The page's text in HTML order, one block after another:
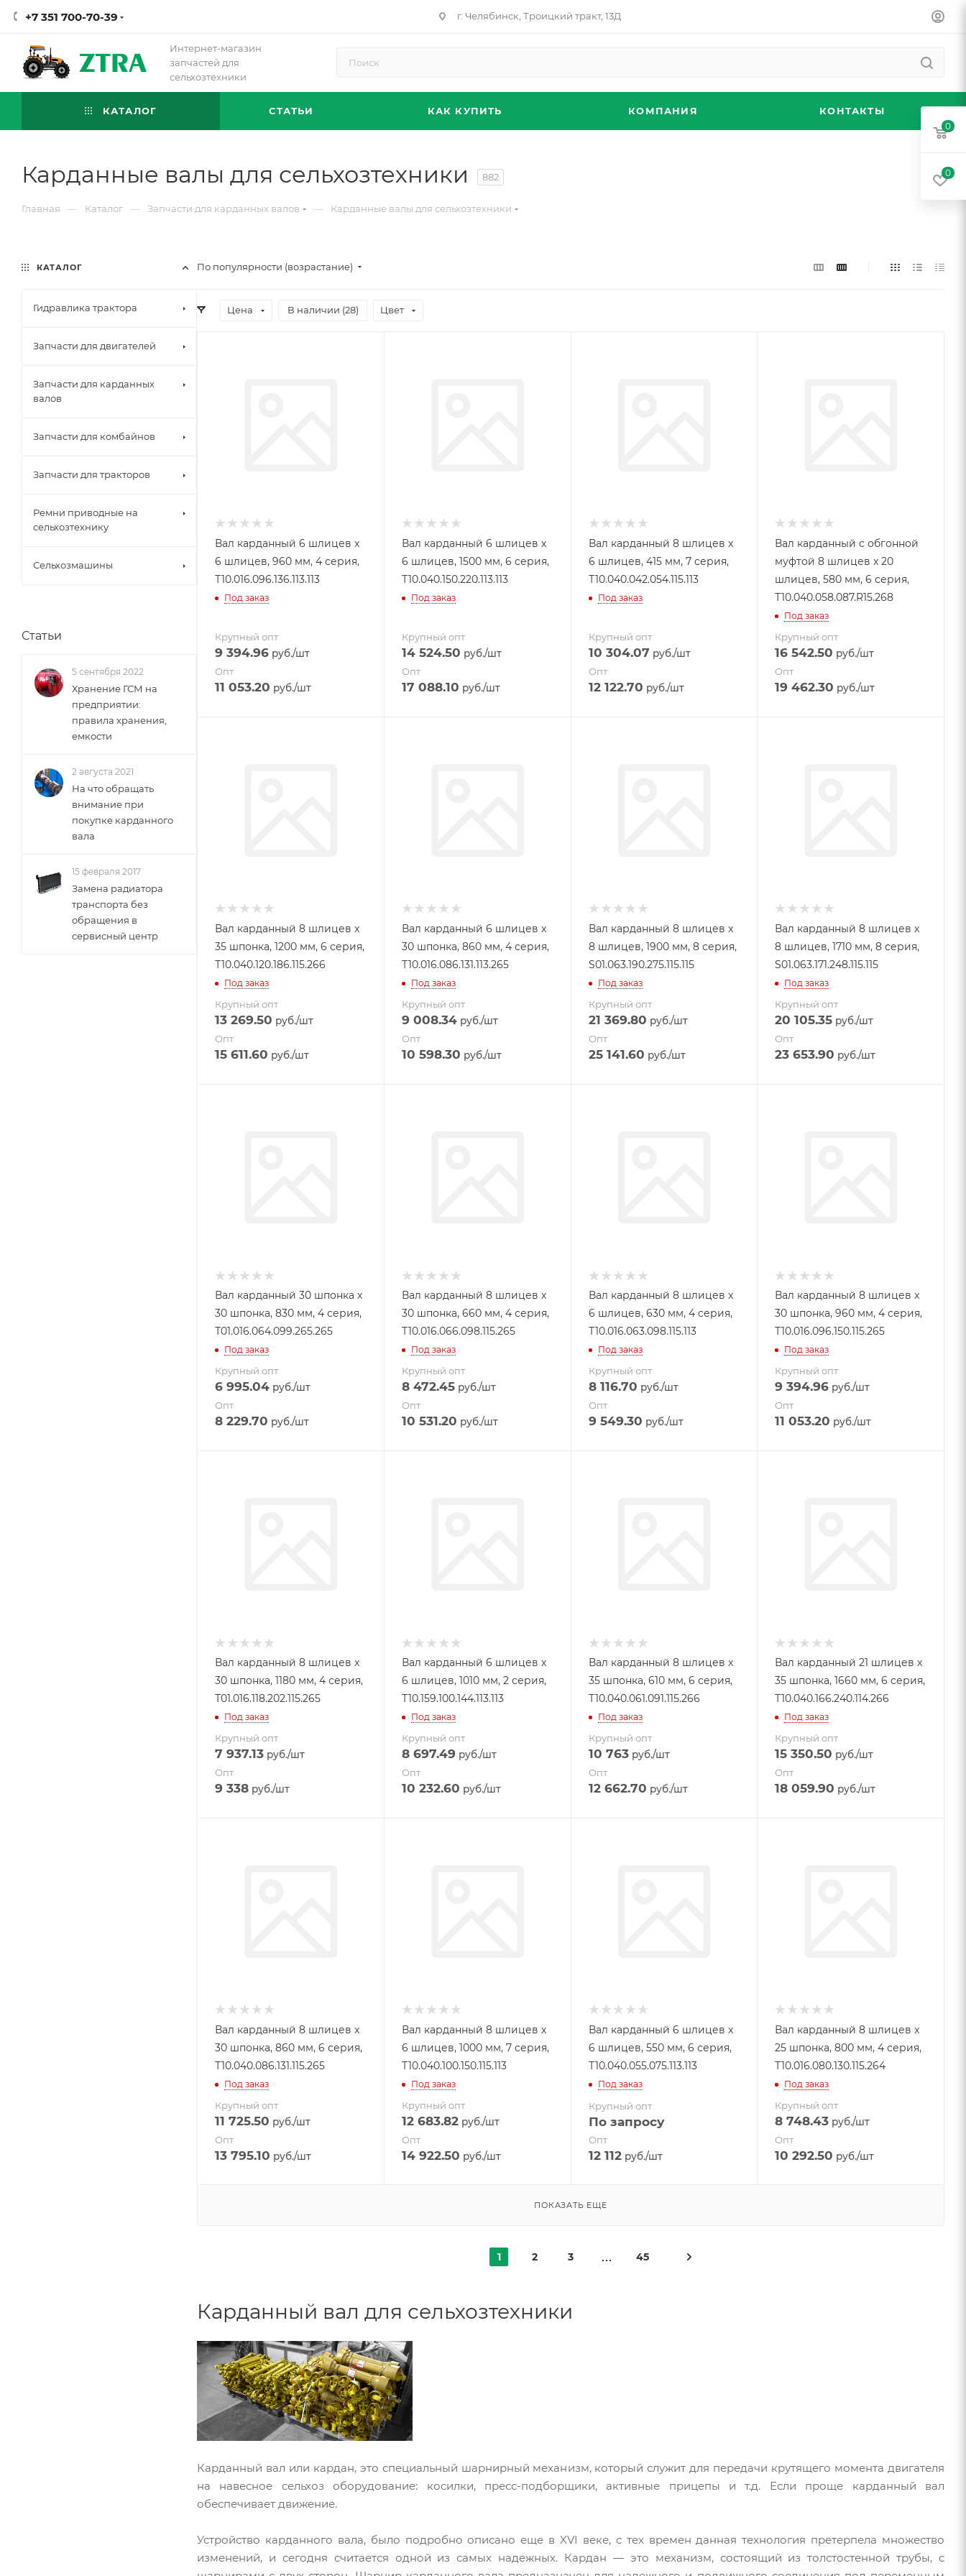
+7 351 700-70-39 г. Челябинск, Троицкий тракт, 13Д
Интернет-магазин
запчастей для
сельхозтехники
КАТАЛОГ СТАТЬИ КАК КУПИТЬ КОМПАНИЯ КОНТАКТЫ
Карданные валы для сельхозтехники 882
Главная — Каталог — Запчасти для карданных валов — Карданные валы для сельхозтехники
По популярности (возрастание)
Цена В наличии (28) Цвет
Вал карданный 6 шлицев x
6 шлицев, 960 мм, 4 серия,
Т10.016.096.136.113.113
Под заказ
Крупный опт
9 394.96 руб./шт
Опт
11 053.20 руб./шт
Вал карданный 6 шлицев x
6 шлицев, 1500 мм, 6 серия,
Т10.040.150.220.113.113
Под заказ
Крупный опт
14 524.50 руб./шт
Опт
17 088.10 руб./шт
Вал карданный 8 шлицев x
6 шлицев, 415 мм, 7 серия,
Т10.040.042.054.115.113
Под заказ
Крупный опт
10 304.07 руб./шт
Опт
12 122.70 руб./шт
Вал карданный с обгонной
муфтой 8 шлицев x 20
шлицев, 580 мм, 6 серия,
Т10.040.058.087.R15.268
Под заказ
Крупный опт
16 542.50 руб./шт
Опт
19 462.30 руб./шт
Вал карданный 8 шлицев x
35 шпонка, 1200 мм, 6 серия,
Т10.040.120.186.115.266
Под заказ
Крупный опт
13 269.50 руб./шт
Опт
15 611.60 руб./шт
Вал карданный 6 шлицев x
30 шпонка, 860 мм, 4 серия,
Т10.016.086.131.113.265
Под заказ
Крупный опт
9 008.34руб./шт
Опт
10 598.30 руб./шт
Вал карданный 8 шлицев x
8 шлицев, 1900 мм, 8 серия,
S01.063.190.275.115.115
Под заказ
Крупный опт
21 369.80 руб./шт
Опт
25 141.60 руб./шт
Вал карданный 8 шлицев x
8 шлицев, 1710 мм, 8 серия,
S01.063.171.248.115.115
Под заказ
Крупный опт
20 105.35 руб./шт
Опт
23 653.90 руб./шт
Вал карданный 30 шпонка x
30 шпонка, 830 мм, 4 серия,
Т01.016.064.099.265.265
Под заказ
Крупный опт
6 995.04 руб./шт
Опт
8 229.70 руб./шт
Вал карданный 8 шлицев x
30 шпонка, 660 мм, 4 серия,
Т10.016.066.098.115.265
Под заказ
Крупный опт
8 472.45руб./шт
Опт
10 531.20 руб./шт
Вал карданный 8 шлицев x
6 шлицев, 630 мм, 4 серия,
Т10.016.063.098.115.113
Под заказ
Крупный опт
8 116.70 руб./шт
Опт
9 549.30 руб./шт
Вал карданный 8 шлицев x
30 шпонка, 960 мм, 4 серия,
Т10.016.096.150.115.265
Под заказ
Крупный опт
9 394.96 руб./шт
Опт
11 053.20 руб./шт
Вал карданный 8 шлицев x
30 шпонка, 1180 мм, 4 серия,
Т01.016.118.202.115.265
Под заказ
Крупный опт
7 937.13 руб./шт
Опт
9 338 руб./шт
Вал карданный 6 шлицев x
6 шлицев, 1010 мм, 2 серия,
Т10.159.100.144.113.113
Под заказ
Крупный опт
8 697.49 руб./шт
Опт
10 232.60 руб./шт
Вал карданный 8 шлицев x
35 шпонка, 610 мм, 6 серия,
Т10.040.061.091.115.266
Под заказ
Крупный опт
10 763руб./шт
Опт
12 662.70 руб./шт
Вал карданный 21 шлицев x
35 шпонка, 1660 мм, 6 серия,
Т10.040.166.240.114.266
Под заказ
Крупный опт
15 350.50 руб./шт
Опт
18 059.90 руб./шт
Вал карданный 8 шлицев x
30 шпонка, 860 мм, 6 серия,
Т10.040.086.131.115.265
Под заказ
Крупный опт
11 725.50 руб./шт
Опт
13 795.10 руб./шт
Вал карданный 8 шлицев x
6 шлицев, 1000 мм, 7 серия,
Т10.040.100.150.115.113
Под заказ
Крупный опт
12 683.82руб./шт
Опт
14 922.50 руб./шт
Вал карданный 6 шлицев x
6 шлицев, 550 мм, 6 серия,
Т10.040.055.075.113.113
Под заказ
Крупный опт
По запросу
Опт
12 112руб./шт
Вал карданный 8 шлицев x
25 шпонка, 800 мм, 4 серия,
Т10.016.080.130.115.264
Под заказ
Крупный опт
8 748.43 руб./шт
Опт
10 292.50 руб./шт
ПОКАЗАТЬ ЕЩЕ
1 2 3 45
Карданный вал для сельхозтехники
Карданный вал или кардан, это специальный шарнирный механизм, который служит для передачи крутящего момента двигателя
на навесное сельхоз оборудование: косилки, пресс-подборщики, активные прицепы и т.д. Если проще карданный вал
обеспечивает движение.
Устройство карданного вала, было подробно описано еще в XVI веке, с тех времен данная технология претерпела множество
изменений, и сегодня считается одной из самых надежных. Кардан — это механизм, состоящий из толстостенной трубы, с
КАТАЛОГ
Гидравлика трактора
Запчасти для двигателей
Запчасти для карданных
валов
Запчасти для комбайнов
Запчасти для тракторов
Ремни приводные на
сельхозтехнику
Сельхозмашины
Статьи
5 сентября 2022
Хранение ГСМ на
предприятии:
правила хранения,
емкости
2 августа 2021
На что обращать
внимание при
покупке карданного
вала
15 февраля 2017
Замена радиатора
транспорта без
обращения в
сервисный центр
0
0